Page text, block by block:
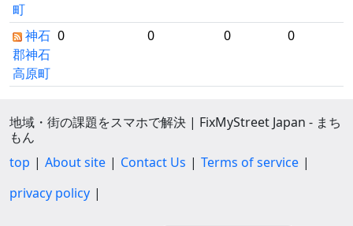
町
神石
郡神石
高原町
0 0 0 0
地域・街の課題をスマホで解決 | FixMyStreet Japan - まち
もん
top
About site Contact Us
Terms of service
privacy policy